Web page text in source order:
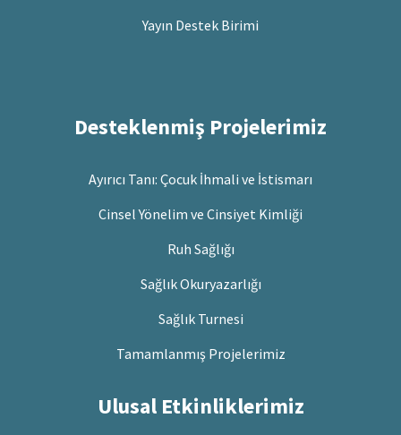
Yayın Destek Birimi
Desteklenmiş Projelerimiz
Ayırıcı Tanı: Çocuk İhmali ve İstismarı
Cinsel Yönelim ve Cinsiyet Kimliği
Ruh Sağlığı
Sağlık Okuryazarlığı
Sağlık Turnesi
Tamamlanmış Projelerimiz
Ulusal Etkinliklerimiz